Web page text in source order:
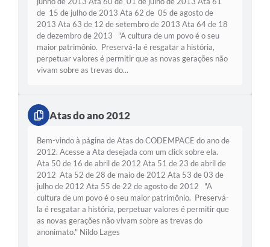
de 15 de julho de 2013 Ata 62 de 05 de agosto de
2013 Ata 63 de 12 de setembro de 2013 Ata 64 de 18
de dezembro de 2013 "A cultura de um povo é o seu
maior patrimônio. Preservá-la é resgatar a história,
perpetuar valores é permitir que as novas gerações não
vivam sobre as trevas do...
Atas do ano 2012
Bem-vindo à página de Atas do CODEMPACE do ano de
2012. Acesse a Ata desejada com um click sobre ela.
Ata 50 de 16 de abril de 2012 Ata 51 de 23 de abril de
2012 Ata 52 de 28 de maio de 2012 Ata 53 de 03 de
julho de 2012 Ata 55 de 22 de agosto de 2012 "A
cultura de um povo é o seu maior patrimônio. Preservá-
la é resgatar a história, perpetuar valores é permitir que
as novas gerações não vivam sobre as trevas do
anonimato." Nildo Lages